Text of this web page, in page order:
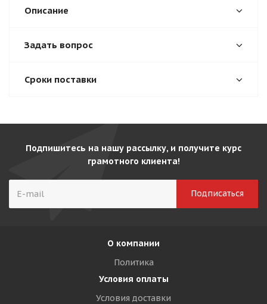
Описание
Задать вопрос
Сроки поставки
Подпишитесь на нашу рассылку, и получите курс
грамотного клиента!
О компании
Политика
Условия оплаты
Условия доставки